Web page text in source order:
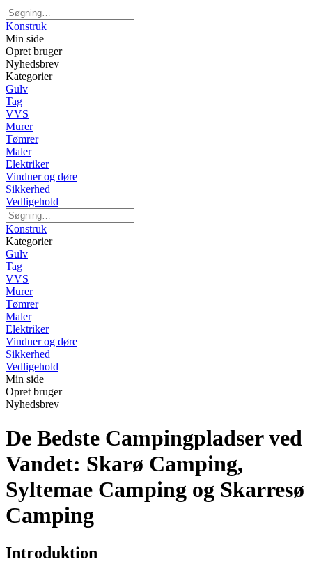
Konstruk
Min side
Opret bruger
Nyhedsbrev
Kategorier
Gulv
Tag
VVS
Murer
Tømrer
Maler
Elektriker
Vinduer og døre
Sikkerhed
Vedligehold
Konstruk
Kategorier
Gulv
Tag
VVS
Murer
Tømrer
Maler
Elektriker
Vinduer og døre
Sikkerhed
Vedligehold
Min side
Opret bruger
Nyhedsbrev
De Bedste Campingpladser ved
Vandet: Skarø Camping,
Syltemae Camping og Skarresø
Camping
Introduktion